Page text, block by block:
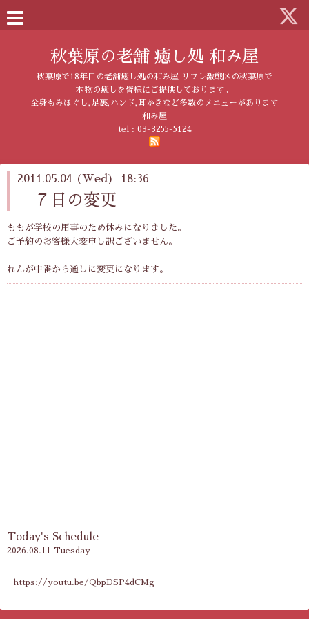
秋葉原の老舗 癒し処 和み屋
秋葉原で18年目の老舗癒し処の和み屋 リフレ激戦区の秋葉原で
本物の癒しを皆様にご提供しております。
全身もみほぐし,足裏,ハンド,耳かきなど多数のメニューがあります
和み屋
tel : 03-3255-5124
2011.05.04 (Wed) 18:36
７日の変更
ももが学校の用事のため休みになりました。
ご予約のお客様大変申し訳ございません。
れんが中番から通しに変更になります。
Today's Schedule
2026.08.11 Tuesday
https://youtu.be/QbpDSP4dCMg